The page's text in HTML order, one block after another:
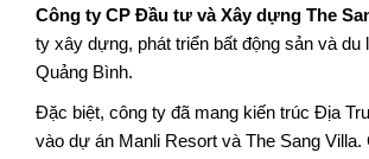
Công ty CP Đầu tư và Xây dựng The
ty xây dựng, phát triển bất động sản và du
Quảng Bình.
Đặc biệt, công ty đã mang kiến trúc Địa
vào dự án Manli Resort và The Sang Villa.